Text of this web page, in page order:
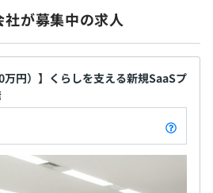
エンジニア経験を積んだメンバ
技術レベルを有しています
ら、これまでのあなたのキャ
す！
が募集中の求人
万円）】くらしを支える新規SaaSプ